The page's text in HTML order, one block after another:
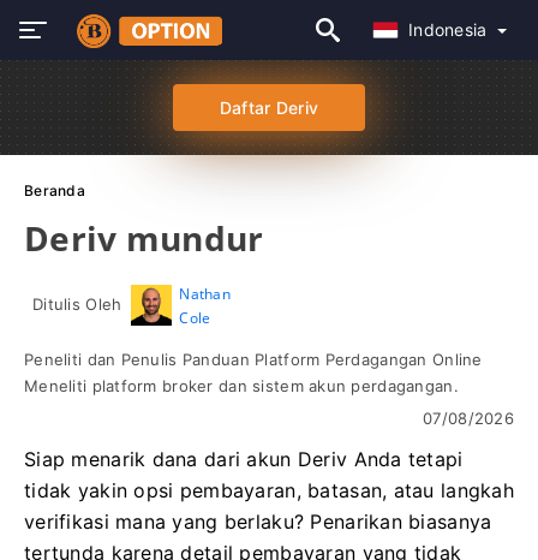
Indonesia
Daftar Deriv
Beranda
Deriv mundur
Ditulis Oleh
Nathan
Cole
Peneliti dan Penulis Panduan Platform Perdagangan Online
Meneliti platform broker dan sistem akun perdagangan.
07/08/2026
Siap menarik dana dari akun Deriv Anda tetapi
tidak yakin opsi pembayaran, batasan, atau langkah
verifikasi mana yang berlaku? Penarikan biasanya
tertunda karena detail pembayaran yang tidak